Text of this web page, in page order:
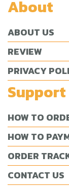
About
ABOUT US
REVIEW
PRIVACY
Support
HOW TO
HOW TO
ORDER
CONTACT US